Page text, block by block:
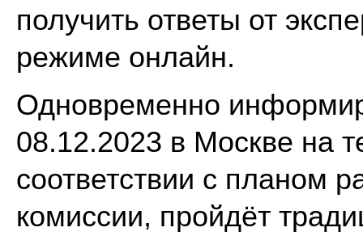
получить ответы от
режиме онлайн.
Одновременно
08.12.2023 в Москве на
соответствии с планом
комиссии, пройдёт